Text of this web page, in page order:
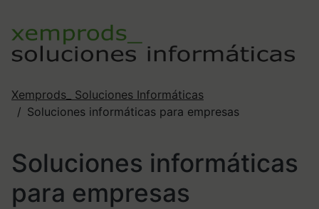
Xemprods_ Soluciones Informáticas
Soluciones informáticas para empresas
Soluciones informáticas
para empresas